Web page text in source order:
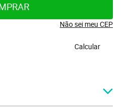
Não sei meu CEP
Calcular